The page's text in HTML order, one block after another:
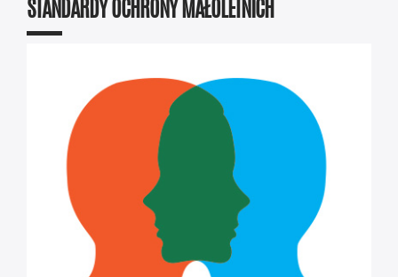
STANDARDY OCHRONY MAŁOLETNICH